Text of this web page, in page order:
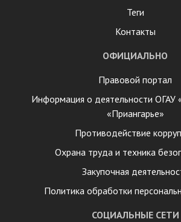
Теги
Контакты
ОФИЦИАЛЬНО
Правовой портал
Информация о деятельности ОГАУ
«Приангарье»
Противодействие
Охрана труда и техника
Закупочная
Политика обработки
СОЦИАЛЬНЫЕ СЕТИ